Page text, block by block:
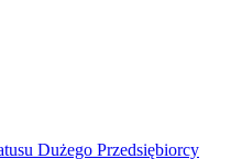
Dużego Przedsiębiorcy